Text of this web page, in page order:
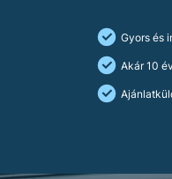
Gyors és
Akár 10